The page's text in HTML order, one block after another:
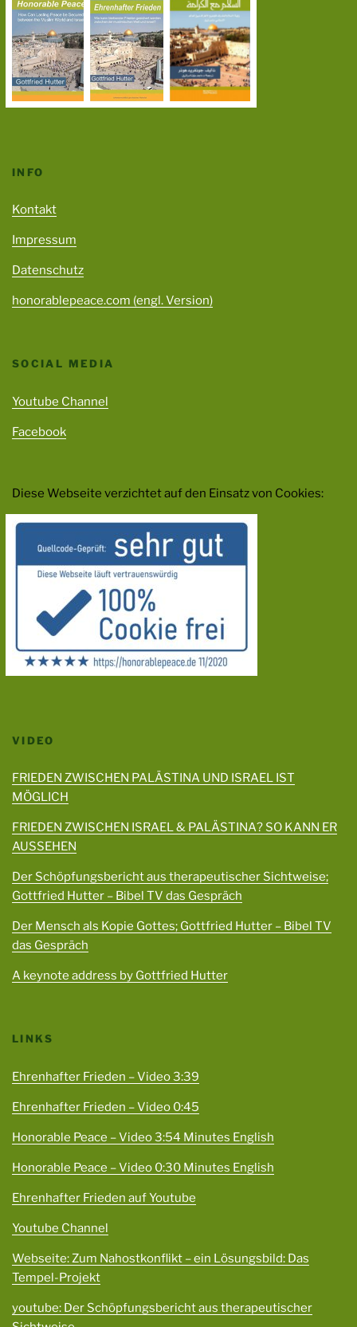
INFO
Kontakt
Impressum
Datenschutz
honorablepeace.com (engl. Version)
SOCIAL MEDIA
Youtube Channel
Facebook
Diese Webseite verzichtet auf den Einsatz von Cookies:
VIDEO
FRIEDEN ZWISCHEN PALÄSTINA UND ISRAEL IST
MÖGLICH
FRIEDEN ZWISCHEN ISRAEL & PALÄSTINA? SO KANN ER
AUSSEHEN
Der Schöpfungsbericht aus therapeutischer Sichtweise;
Gottfried Hutter – Bibel TV das Gespräch
Der Mensch als Kopie Gottes; Gottfried Hutter – Bibel TV
das Gespräch
A keynote address by Gottfried Hutter
LINKS
Ehrenhafter Frieden – Video 3:39
Ehrenhafter Frieden – Video 0:45
Honorable Peace – Video 3:54 Minutes English
Honorable Peace – Video 0:30 Minutes English
Ehrenhafter Frieden auf Youtube
Youtube Channel
Webseite: Zum Nahostkonflikt – ein Lösungsbild: Das
Tempel-Projekt
youtube: Der Schöpfungsbericht aus therapeutischer